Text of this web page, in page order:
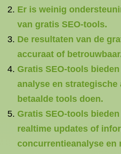
Er is weinig
van gratis SEO-tools.
De resultaten van de
accuraat of
Gratis SEO-tools
analyse en strategische
betaalde tools doen.
Gratis SEO-tools
realtime updates of
concurrentieanalyse en